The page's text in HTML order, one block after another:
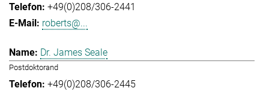
+49(0)208/306-2441
roberts@...
Dr. James Seale
Postdoktorand
+49(0)208/306-2445